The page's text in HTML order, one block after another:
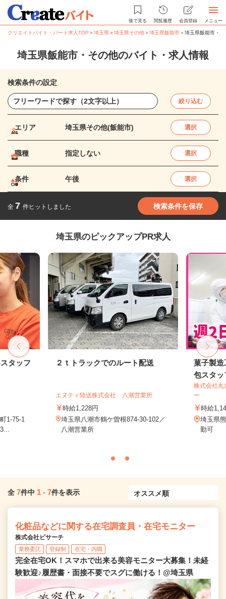
後で見る 閲覧履歴 会員登録 メニュー
クリエイトバイト・パート求人TOP ＞埼玉県＞埼玉県その他＞埼玉県飯能市＞埼玉県飯能市・
埼玉県飯能市・その他のバイト・求人情報
検索条件の設定
絞り込む
エリア 埼玉県その他(飯能市) 選択
職種 指定しない 選択
条件 午後 選択
全 7 件ヒットしました 検索条件を保存
埼玉県のピックアップPR求人
タッフ
1-75-1
２ｔトラックでのルート配送
エヌティ陸送株式会社 八潮営業所
時給1,228円
埼玉県八潮市鶴ケ曽根874-30-102／
八潮営業所
菓子製造
包スタッ
株式会社
ー
時給
埼玉県
勤可
全 7件中 1 - 7件を表示
化粧品などに関する在宅調査員・在宅モニター
株式会社ビサーチ
業務委託 登録制 在宅・内職
完全在宅OK！スマホで出来る美容モニター大募集！未経
験歓迎♪履歴書・面接不要でスグに働ける！@埼玉県